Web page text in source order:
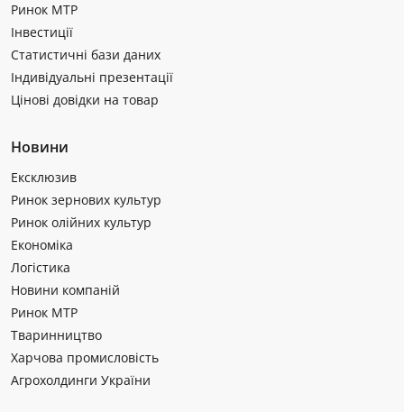
Ринок МТР
Інвестиції
Статистичні бази даних
Індивідуальні презентації
Цінові довідки на товар
Новини
Ексклюзив
Ринок зернових культур
Ринок олійних культур
Економіка
Логістика
Новини компаній
Ринок МТР
Тваринництво
Харчова промисловість
Агрохолдинги України